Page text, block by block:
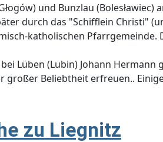
und Bunzlau
durch das "Schifflein Christi"
katholischen Pfarrgemeinde.
Lüben (Lubin) Johann
Beliebtheit erfreuen..
zu Liegnitz